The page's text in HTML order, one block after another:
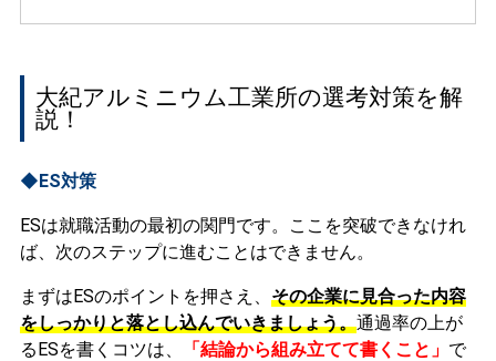
大紀アルミニウム工業所の選考対策を解
説！
◆ES対策
ESは就職活動の最初の関門です。ここを突破できなけれ
ば、次のステップに進むことはできません。
まずはESのポイントを押さえ、 その企業に見合った内容
をしっかりと落とし込んでいきましょう。通過率の上が
るESを書くコツは、
「結論から組み立てて書くこと」 で